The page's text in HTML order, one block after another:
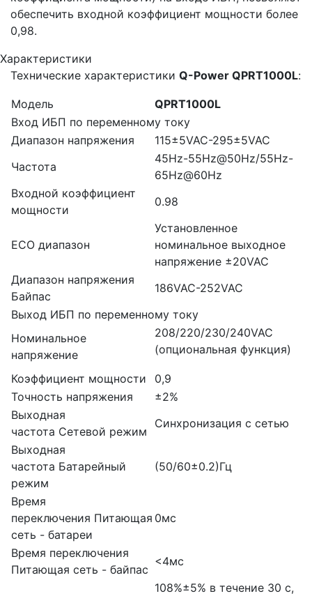
обеспечить входной коэффициент мощности более
0,98.
Характеристики
Технические характеристики Q-Power QPRT1000L:
Модель
QPRT1000L
Вход ИБП по переменному току
Диапазон напряжения
115±5VAC-295±5VAC
Частота
45Hz-55Hz@50Hz/55Hz-
65Hz@60Hz
Входной коэффициент
мощности
0.98
ECO диапазон
Установленное
номинальное выходное
напряжение ±20VAC
Диапазон напряжения
Байпас
186VAC-252VAC
Выход ИБП по переменному току
Номинальное
напряжение
208/220/230/240VAC
(опциональная функция)
Коэффициент мощности
0,9
Точность напряжения
±2%
Выходная
частота Сетевой режим
Синхронизация с сетью
Выходная
частота Батарейный
режим
(50/60±0.2)Гц
Время
переключения Питающая
сеть - батареи
0мс
Время переключения
Питающая сеть - байпас
<4мс
108%±5% в течение 30 с,